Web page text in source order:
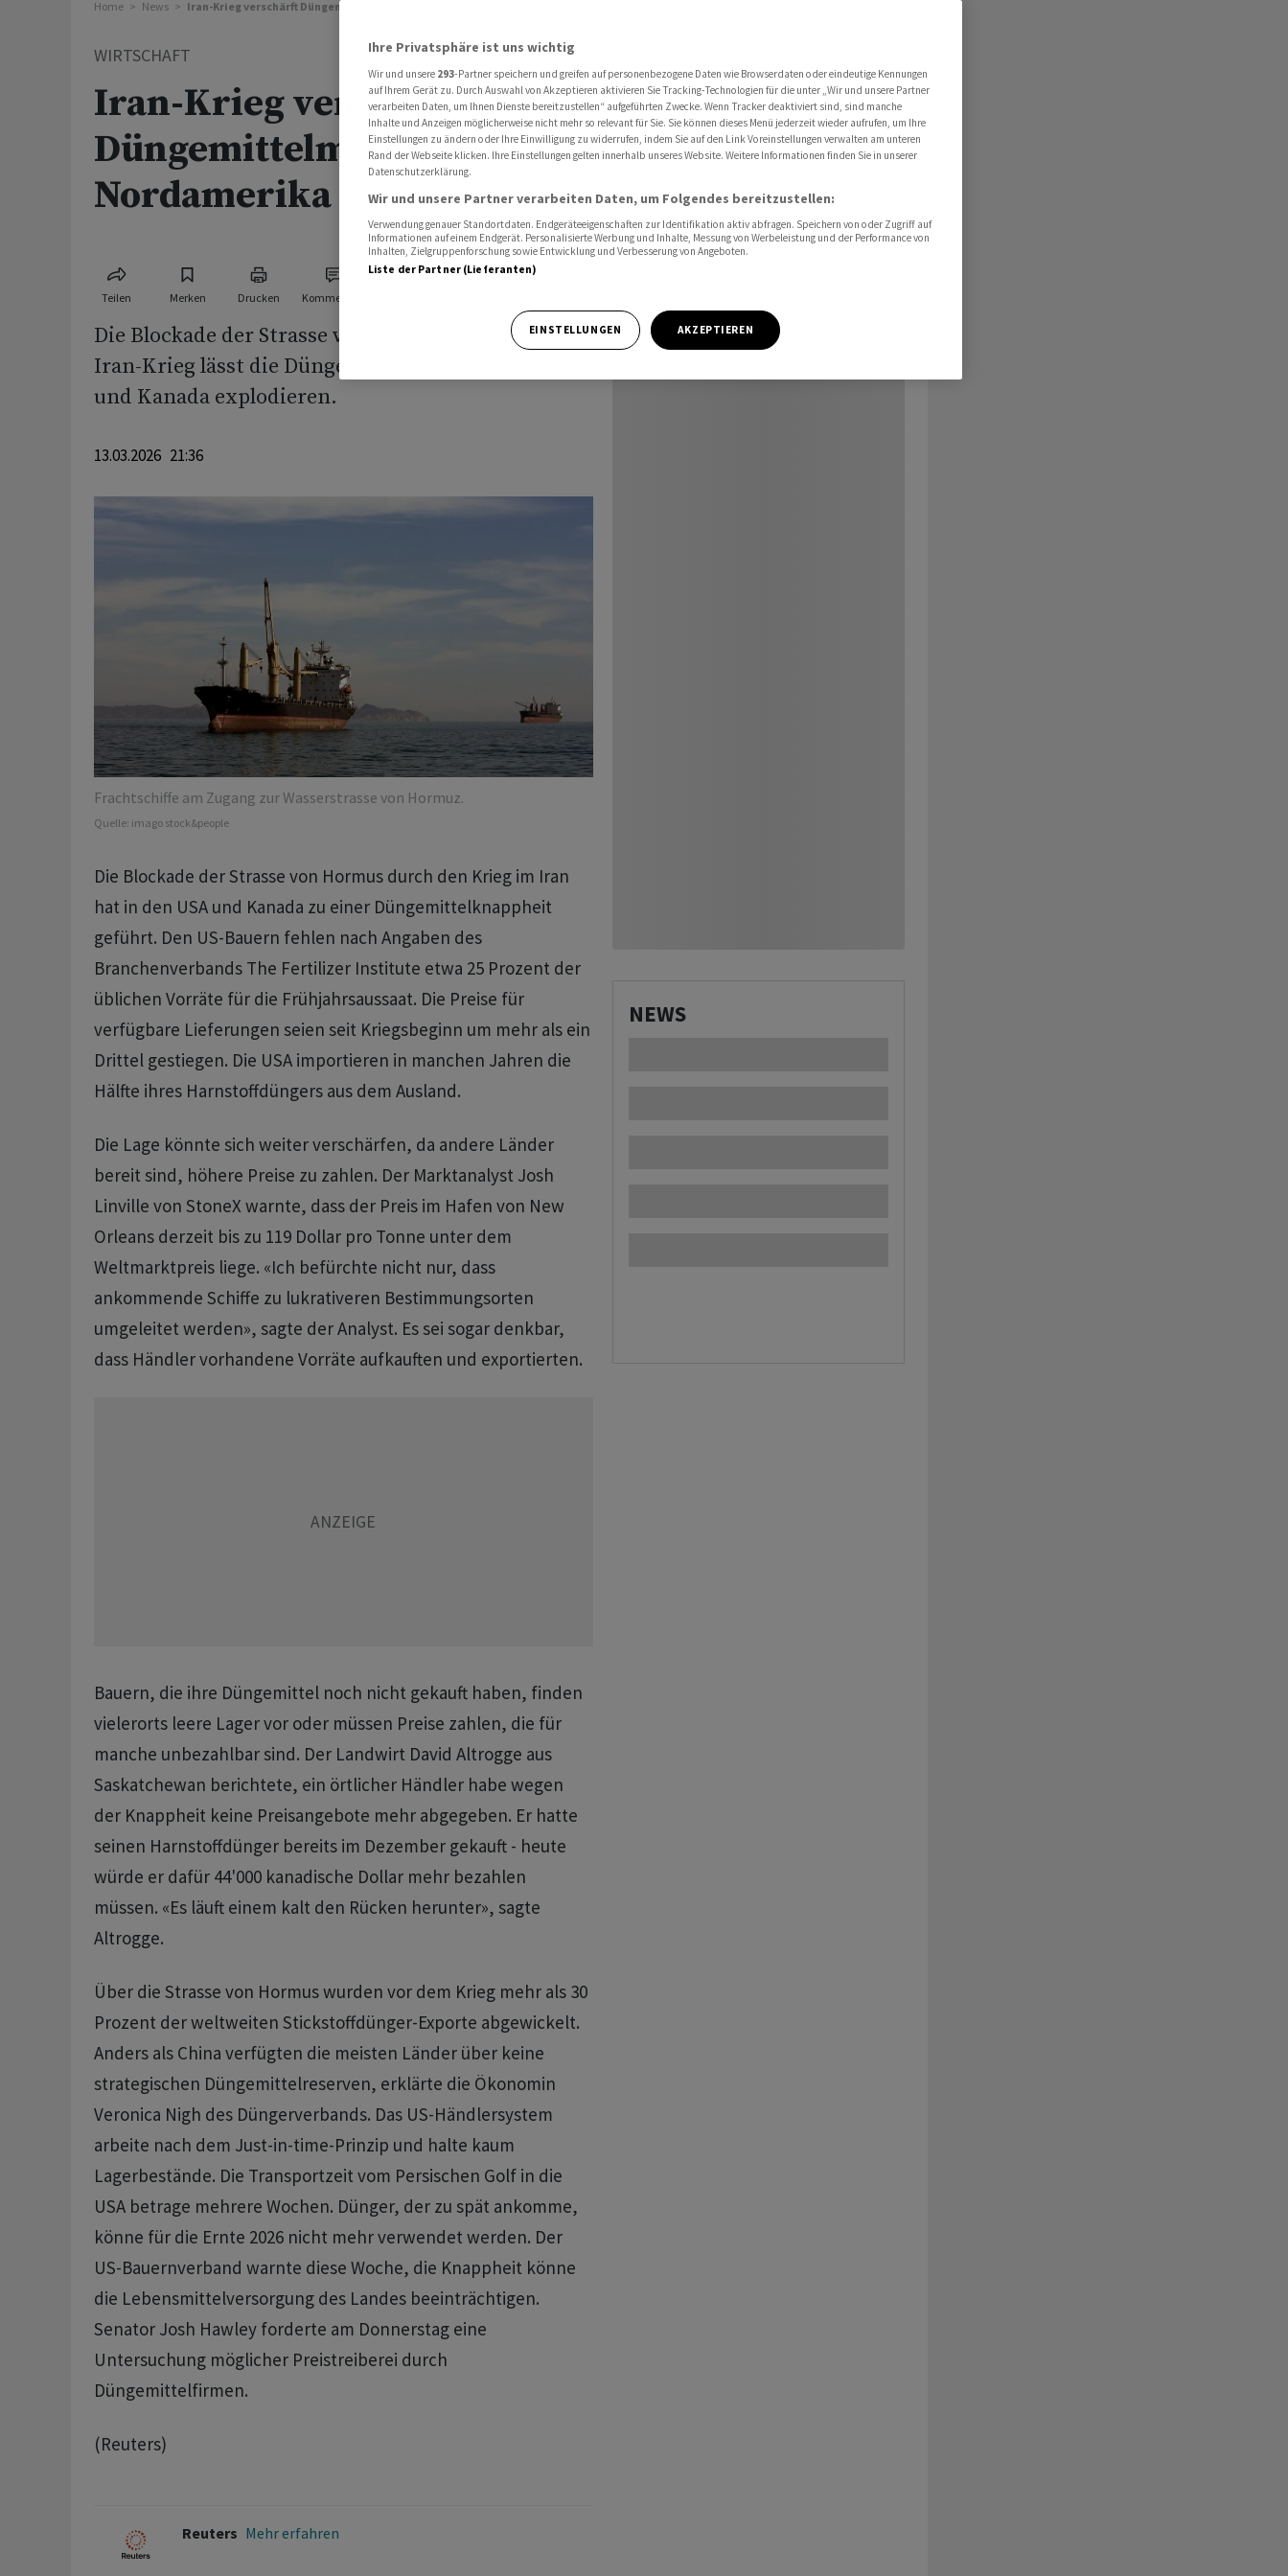
Home News Iran-Krieg verschärft Düngemittelmangel in Nordamerika
WIRTSCHAFT
Iran-Krieg verschärft
Düngemittelmangel in
Nordamerika
Teilen Merken Drucken Kommentare
Die Blockade der Strasse von Hormus durch den
Iran-Krieg lässt die Düngemittelpreise in den USA
und Kanada explodieren.
13.03.2026 21:36
Frachtschiffe am Zugang zur Wasserstrasse von Hormuz.
Quelle: imago stock&people
Die Blockade der Strasse von Hormus durch den Krieg im Iran
hat in den USA und Kanada zu einer Düngemittelknappheit
geführt. Den ‌US-Bauern ⁠fehlen nach Angaben des
Branchenverbands The Fertilizer Institute etwa 25 Prozent der
üblichen Vorräte ⁠für die Frühjahrsaussaat. Die Preise für
verfügbare Lieferungen seien seit Kriegsbeginn um mehr als ein
Drittel gestiegen. Die ‌USA importieren in manchen Jahren die
Hälfte ihres Harnstoffdüngers ‌aus dem Ausland.
Die Lage könnte sich ​weiter verschärfen, da andere Länder
bereit sind, höhere Preise zu zahlen. Der Marktanalyst Josh
Linville von StoneX warnte, dass der Preis im Hafen von New
Orleans derzeit bis zu 119 Dollar pro Tonne unter dem
Weltmarktpreis liege. «Ich befürchte nicht nur, dass
‌ankommende Schiffe zu lukrativeren Bestimmungsorten
umgeleitet werden», sagte der Analyst. Es sei sogar denkbar,
dass Händler vorhandene Vorräte aufkauften und exportierten.
Bauern, die ihre Düngemittel noch nicht gekauft haben, finden
vielerorts ​leere Lager vor oder müssen Preise zahlen, die für
manche unbezahlbar ​sind. Der Landwirt David Altrogge aus
Saskatchewan berichtete, ​ein örtlicher Händler habe wegen
der Knappheit keine Preisangebote mehr abgegeben. Er hatte
seinen Harnstoffdünger bereits im ‌Dezember gekauft - heute
würde er dafür 44'000 kanadische Dollar mehr bezahlen
müssen. «Es läuft einem kalt den Rücken herunter», sagte
Altrogge.
Über die Strasse von Hormus wurden vor dem ​Krieg mehr ​als 30
Prozent der weltweiten Stickstoffdünger-Exporte abgewickelt.
Anders ⁠als China verfügten die meisten Länder über ​keine
strategischen Düngemittelreserven, erklärte die ⁠Ökonomin
Veronica Nigh des Düngerverbands. Das US-Händlersystem
arbeite nach dem Just-in-time-Prinzip und halte kaum
‌Lagerbestände. Die Transportzeit vom Persischen Golf in die
USA betrage mehrere Wochen. Dünger, der zu spät ankomme,
könne für die Ernte 2026 nicht mehr verwendet ‌werden. Der
US-Bauernverband warnte diese Woche, die Knappheit könne
die ​Lebensmittelversorgung des Landes beeinträchtigen.
Senator Josh Hawley forderte am Donnerstag eine
Untersuchung möglicher Preistreiberei durch
Düngemittelfirmen.
(Reuters)
Reuters Mehr erfahren
NEWS
Ihre Privatsphäre ist uns wichtig
Wir und unsere 293-Partner speichern und greifen auf personenbezogene Daten wie Browserdaten oder eindeutige Kennungen
auf Ihrem Gerät zu. Durch Auswahl von Akzeptieren aktivieren Sie Tracking-Technologien für die unter „Wir und unsere Partner
verarbeiten Daten, um Ihnen Dienste bereitzustellen“ aufgeführten Zwecke. Wenn Tracker deaktiviert sind, sind manche
Inhalte und Anzeigen möglicherweise nicht mehr so relevant für Sie. Sie können dieses Menü jederzeit wieder aufrufen, um Ihre
Einstellungen zu ändern oder Ihre Einwilligung zu widerrufen, indem Sie auf den Link Voreinstellungen verwalten am unteren
Rand der Webseite klicken. Ihre Einstellungen gelten innerhalb unseres Website. Weitere Informationen finden Sie in unserer
Datenschutzerklärung.
Wir und unsere Partner verarbeiten Daten, um Folgendes bereitzustellen:
Verwendung genauer Standortdaten. Endgeräteeigenschaften zur Identifikation aktiv abfragen. Speichern von oder Zugriff auf
Informationen auf einem Endgerät. Personalisierte Werbung und Inhalte, Messung von Werbeleistung und der Performance von
Inhalten, Zielgruppenforschung sowie Entwicklung und Verbesserung von Angeboten.
Liste der Partner (Lieferanten)
EINSTELLUNGEN AKZEPTIEREN